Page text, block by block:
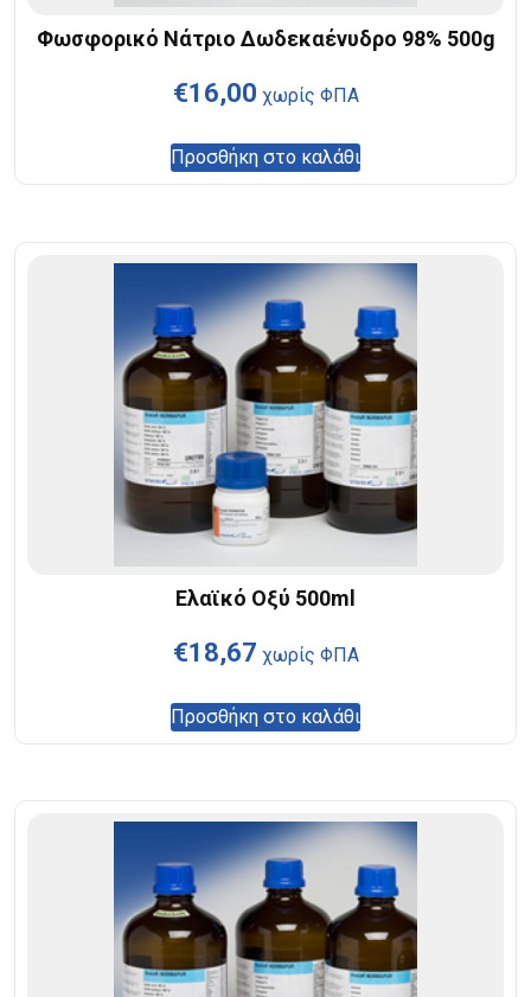
Φωσφορικό Νάτριο Δωδεκαένυδρο 98% 500g
€16,00 χωρίς ΦΠΑ
Προσθήκη στο καλάθι
Ελαϊκό Οξύ 500ml
€18,67 χωρίς ΦΠΑ
Προσθήκη στο καλάθι